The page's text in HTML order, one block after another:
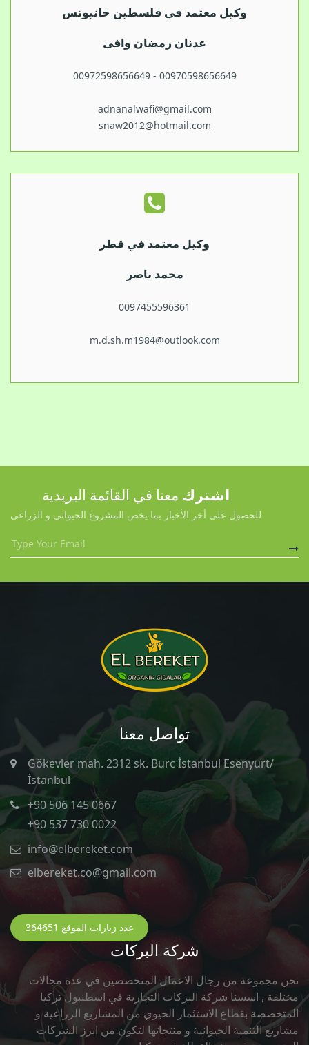
وكيل معتمد في فلسطين خانيوتس
عدنان رمضان وافى
00972598656649 - 00970598656649
adnanalwafi@gmail.com
snaw2012@hotmail.com
وكيل معتمد في قطر
محمد ناصر
0097455596361
m.d.sh.m1984@outlook.com
اشترك معنا في القائمة البريدية
للحصول على أخر الأخبار بما يخص المشروع الحيواني و الزراعي
تواصل معنا
Gökevler mah. 2312 sk. Burc İstanbul Esenyurt/
İstanbul
+90 506 145 0667
+90 537 730 0022
info@elbereket.com
elbereket.co@gmail.com
عدد زيارات الموقع 364651
شركة البركات
نحن مجموعة من رجال الاعمال المتخصصين في عدة مجالات
مختلفة , اسسنا شركة البركات التجارية في اسطنبول تركيا
المتخصصة بقطاع الاستثمار الحيوي من المشاريع الزراعية و
مشاريع التنمية الحيوانية و منتجاتها لتكون من ابرز الشركات